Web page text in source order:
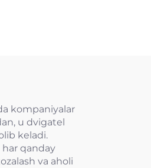
kompaniyalar
u dvigatel
keladi.
qanday
va aholi